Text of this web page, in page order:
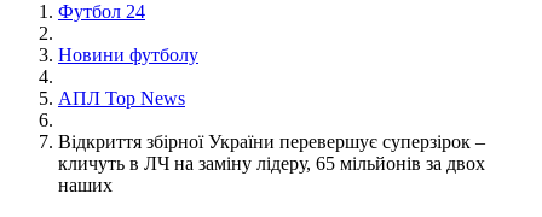
Футбол 24
Новини футболу
АПЛ Top News
Відкриття збірної України перевершує суперзірок –
кличуть в ЛЧ на заміну лідеру, 65 мільйонів за двох
наших